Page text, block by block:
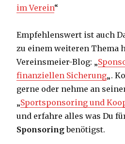
im Verein“
Empfehlenswert ist auch
zu einem weiteren Thema
Vereinsmeier-Blog: „
finanziellen Sicherung„.
gerne oder nehme an
„Sportsponsoring und
und erfahre alles was Du
Sponsoringbenötigst.